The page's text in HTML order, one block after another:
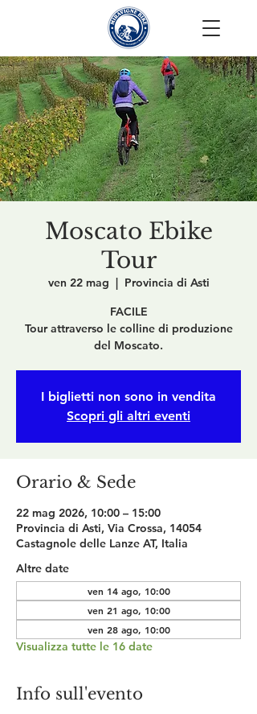
Moscato Ebike
Tour
ven 22 mag
  |
Provincia di Asti
FACILE
Tour attraverso le colline di produzione
I biglietti non sono in vendita
Scopri gli altri eventi
Orario & Sede
22 mag 2026, 10:00 – 15:00
Provincia di Asti, Via Crossa, 14054
Castagnole delle Lanze AT, Italia
Altre date
ven 14 ago, 10:00
ven 21 ago, 10:00
ven 28 ago, 10:00
Visualizza tutte le 16 date
Info sull'evento